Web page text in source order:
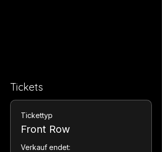
Tickets
Tickettyp
Front Row
Verkauf endet: